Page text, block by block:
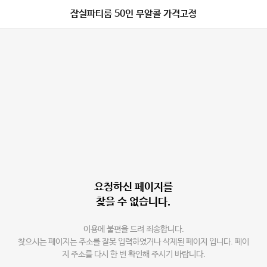
잠실파티룸 50인 무알콜 가격고정
요청하신 페이지를
찾을 수 없습니다.
이용에 불편을 드려 죄송합니다.
찾으시는 페이지는 주소를 잘못 입력하였거나 삭제된 페이지 입니다. 페이
지 주소를 다시 한 번 확인해 주시기 바랍니다.